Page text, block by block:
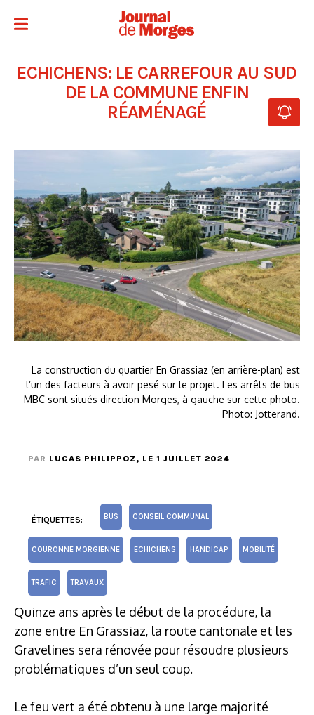
ECHICHENS: LE CARREFOUR AU SUD
DE LA COMMUNE ENFIN
RÉAMÉNAGÉ
La construction du quartier En Grassiaz (en arrière-plan) est
l’un des facteurs à avoir pesé sur le projet. Les arrêts de bus
MBC sont situés direction Morges, à gauche sur cette photo.
Photo: Jotterand.
PAR LUCAS PHILIPPOZ, LE 1 JUILLET 2024
ÉTIQUETTES: BUS CONSEIL COMMUNAL
COURONNE MORGIENNE ECHICHENS HANDICAP MOBILITÉ
TRAFIC TRAVAUX
Quinze ans après le début de la procédure, la
zone entre En Grassiaz, la route cantonale et les
Gravelines sera rénovée pour résoudre plusieurs
problématiques d’un seul coup.
Le feu vert a été obtenu à une large majorité